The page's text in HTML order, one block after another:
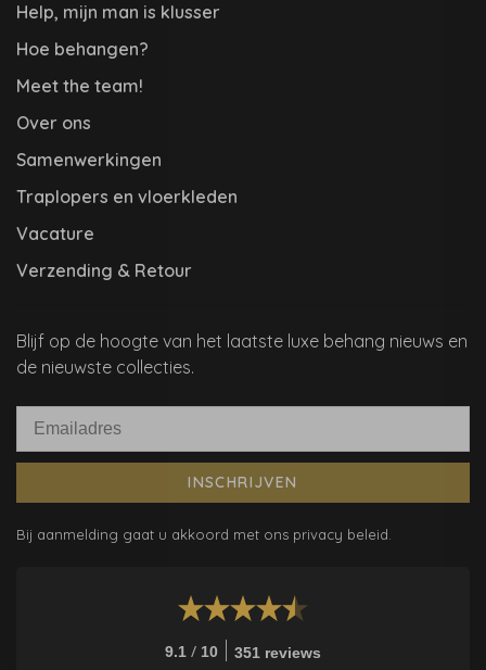
Help, mijn man is klusser
Hoe behangen?
Meet the team!
Over ons
Samenwerkingen
Traplopers en vloerkleden
Vacature
Verzending & Retour
Blijf op de hoogte van het laatste luxe behang nieuws en
de nieuwste collecties.
INSCHRIJVEN
Bij aanmelding gaat u akkoord met ons privacy beleid.
9.1 / 10 351 reviews